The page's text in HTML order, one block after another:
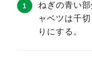
ねぎの青い
ャベツは千
りにする。